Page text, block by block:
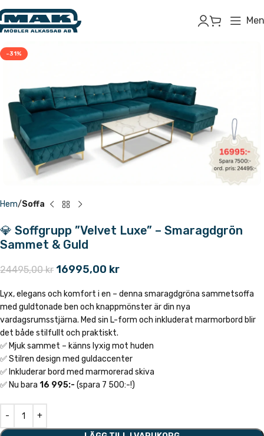
-31%
Hem Soffa
💎 Soffgrupp ”Velvet Luxe” – Smaragdgrön
Sammet & Guld
24495,00kr 16995,00 kr
Lyx, elegans och komfort i en – denna smaragdgröna sammetsoffa
med guldtonade ben och knappmönster är din nya
vardagsrumsstjärna. Med sin L-form och inkluderat marmorbord blir
det både stilfullt och praktiskt.
✅ Mjuk sammet – känns lyxig mot huden
✅ Stilren design med guldaccenter
✅ Inkluderar bord med marmorerad skiva
✅ Nu bara 16 995:- (spara 7 500:-!)